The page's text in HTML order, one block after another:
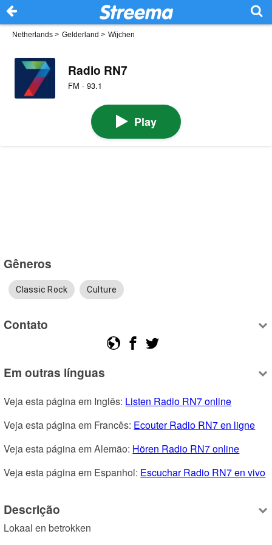
Netherlands > Gelderland > Wijchen
Radio RN7
FM · 93.1
Play
Gêneros
Classic Rock Culture
Contato
Em outras línguas
Veja esta página em Inglês: Listen Radio RN7 online
Veja esta página em Francês: Ecouter Radio RN7 en ligne
Veja esta página em Alemão: Hören Radio RN7 online
Veja esta página em Espanhol: Escuchar Radio RN7 en vivo
Descrição
Lokaal en betrokken